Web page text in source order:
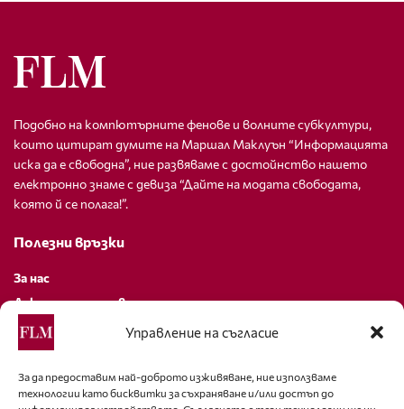
Управление на съгласие
За да предоставим най-доброто изживяване, ние използваме
технологии като бисквитки за съхраняване и/или достъп до
Подобно на компютърните фенове и волните субкултури,
които цитират думите на Маршал Маклуън “Информацията
иска да е свободна”, ние развяваме с достойнство нашето
електронно знаме с девиза “Дайте на модата свободата,
която й се полага!”.
Полезни връзки
За нас
Декларация за поверителност
Политика за бисквитки
За контакти